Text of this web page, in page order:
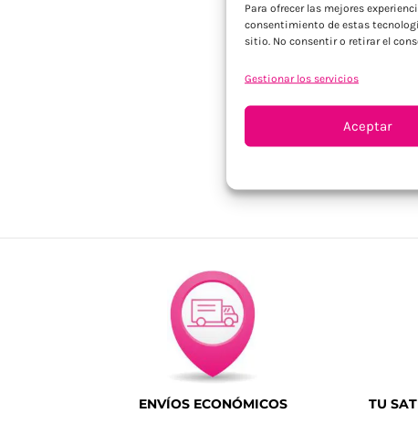
Para ofrecer las mejores
consentimiento de estas
sitio. No consentir o retirar el
Gestionar los servicios
Aceptar
ENVÍOS ECONÓMICOS
TU